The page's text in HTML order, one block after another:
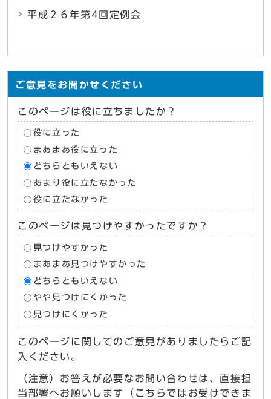
平成２６年第4回定例会
ご意見をお聞かせください
このページは役に立ちましたか？
役に立った
まあまあ役に立った
どちらともいえない
あまり役に立たなかった
役に立たなかった
このページは見つけやすかったですか？
見つけやすかった
まあまあ見つけやすかった
どちらともいえない
やや見つけにくかった
見つけにくかった
このページに関してのご意見がありましたらご記
入ください。
（注意）お答えが必要なお問い合わせは、直接担
当部署へお願いします（こちらではお受けできま